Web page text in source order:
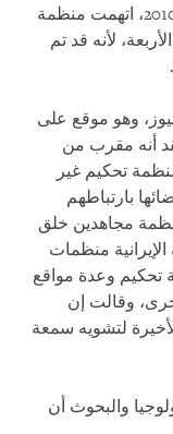
نوفمبر/تشرين الثاني 2010، اتهمت منظمة
لأنه قد تم
2010، قام رجا نيوز، وهو موقع على
أنه مقرب من
تحكيم غير
بارتباطهم
مجاهدين خلق
منظمات
تحكيم وعدة مواقع
وقالت إن
لتشويه سمعة
والبحوث أن